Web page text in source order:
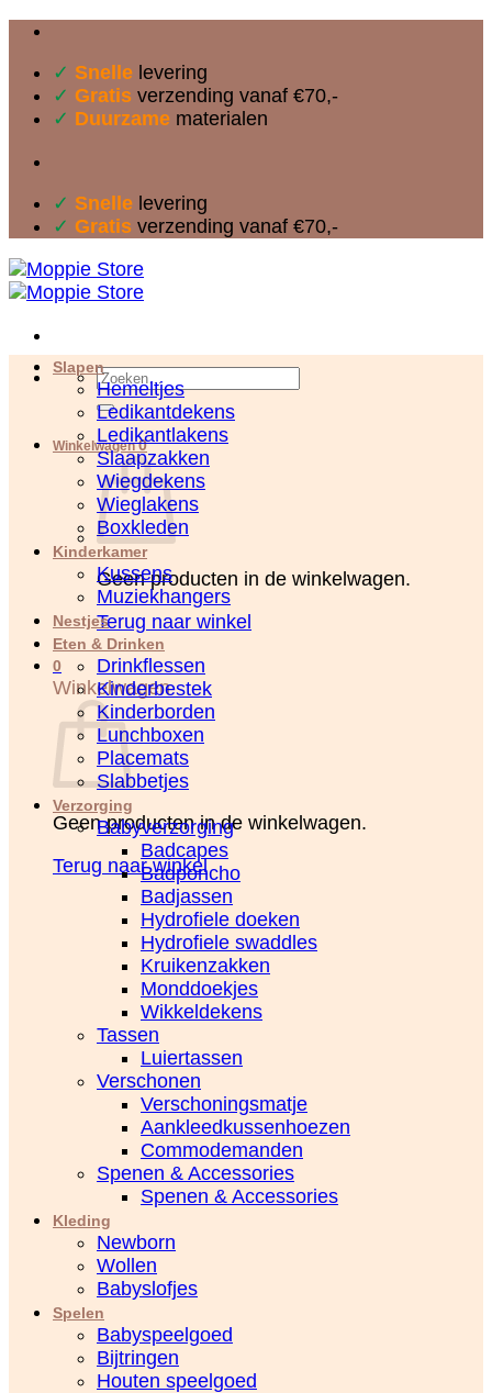
inhoud
✓ Snelle levering
✓ Gratis verzending vanaf €70,-
✓ Duurzame materialen
✓ Snelle levering
✓ Gratis verzending vanaf €70,-
Zoeken
naar:
Winkelwagen0
Geen producten in de winkelwagen.
Terug naar winkel
0
Winkelwagen
Geen producten in de winkelwagen.
Terug naar winkel
Slapen
Hemeltjes
Ledikantdekens
Ledikantlakens
Slaapzakken
Wiegdekens
Wieglakens
Boxkleden
Kinderkamer
Kussens
Muziekhangers
Nestjes
Eten & Drinken
Drinkflessen
Kinderbestek
Kinderborden
Lunchboxen
Placemats
Slabbetjes
Verzorging
Babyverzorging
Badcapes
Badponcho
Badjassen
Hydrofiele doeken
Hydrofiele swaddles
Kruikenzakken
Monddoekjes
Wikkeldekens
Tassen
Luiertassen
Verschonen
Verschoningsmatje
Aankleedkussenhoezen
Commodemanden
Spenen & Accessories
Spenen & Accessories
Kleding
Newborn
Wollen
Babyslofjes
Spelen
Babyspeelgoed
Bijtringen
Houten speelgoed